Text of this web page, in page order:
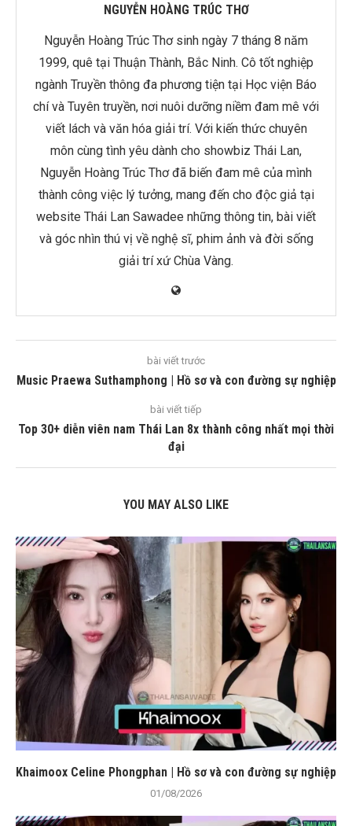
NGUYỄN HOÀNG TRÚC THƠ
Nguyễn Hoàng Trúc Thơ sinh ngày 7 tháng 8 năm
1999, quê tại Thuận Thành, Bắc Ninh. Cô tốt nghiệp
ngành Truyền thông đa phương tiện tại Học viện Báo
chí và Tuyên truyền, nơi nuôi dưỡng niềm đam mê với
viết lách và văn hóa giải trí. Với kiến thức chuyên
môn cùng tình yêu dành cho showbiz Thái Lan,
Nguyễn Hoàng Trúc Thơ đã biến đam mê của mình
thành công việc lý tưởng, mang đến cho độc giả tại
website Thái Lan Sawadee những thông tin, bài viết
và góc nhìn thú vị về nghệ sĩ, phim ảnh và đời sống
giải trí xứ Chùa Vàng.
bài viết trước
Music Praewa Suthamphong | Hồ sơ và con đường sự nghiệp
bài viết tiếp
Top 30+ diễn viên nam Thái Lan 8x thành công nhất mọi thời
đại
YOU MAY ALSO LIKE
Khaimoox Celine Phongphan | Hồ sơ và con đường sự nghiệp
01/08/2026